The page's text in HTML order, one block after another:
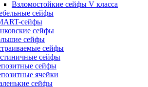
Взломостойкие сейфы V класса
сейфы
сейфы
сейфы
сейфы
сейфы
сейфы
сейфы
ячейки
сейфы